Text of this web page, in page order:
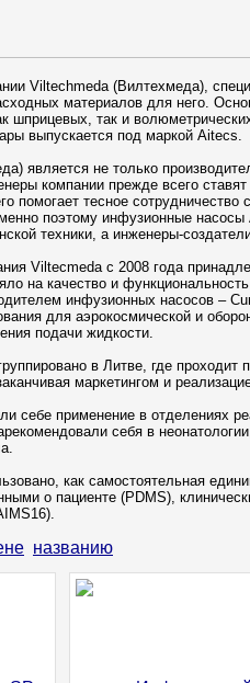
Viltechmeda (Вилтехмеда),
материалов для него.
шприцевых, так и
выпускается под маркой Aitecs.
является не только
компании прежде всего
помогает тесное
поэтому инфузионные
техники, а инженеры-
Viltecmeda с 2008 года
на качество и
инфузионных насосов –
для аэрокосмической и
подачи жидкости.
в Литве, где проходит
маркетингом и
себе применение в отделениях
себя в
как самостоятельная
о пациенте (PDMS),
названию